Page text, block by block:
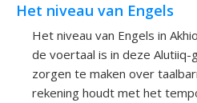
Het niveau van Engels
Het niveau van Engels in
de voertaal is in deze Alutiiq-
zorgen te maken over
rekening houdt met het